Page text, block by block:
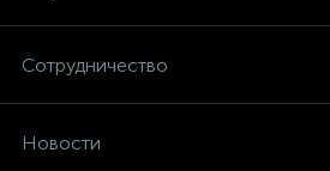
Сотрудничество
Новости